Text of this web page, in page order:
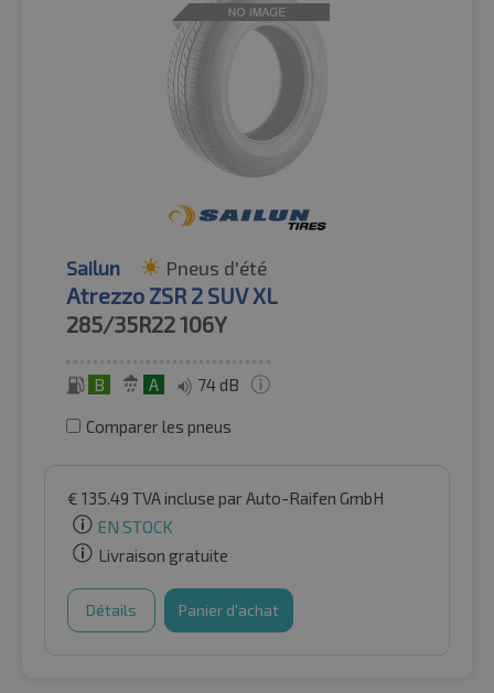
Sailun Pneus d'été
Atrezzo ZSR 2 SUV XL
285/35R22106Y
B A 74 dB
Comparer les pneus
€ 135.49 TVA incluse par Auto-Raifen GmbH
EN STOCK
Livraison gratuite
Détails Panier d'achat